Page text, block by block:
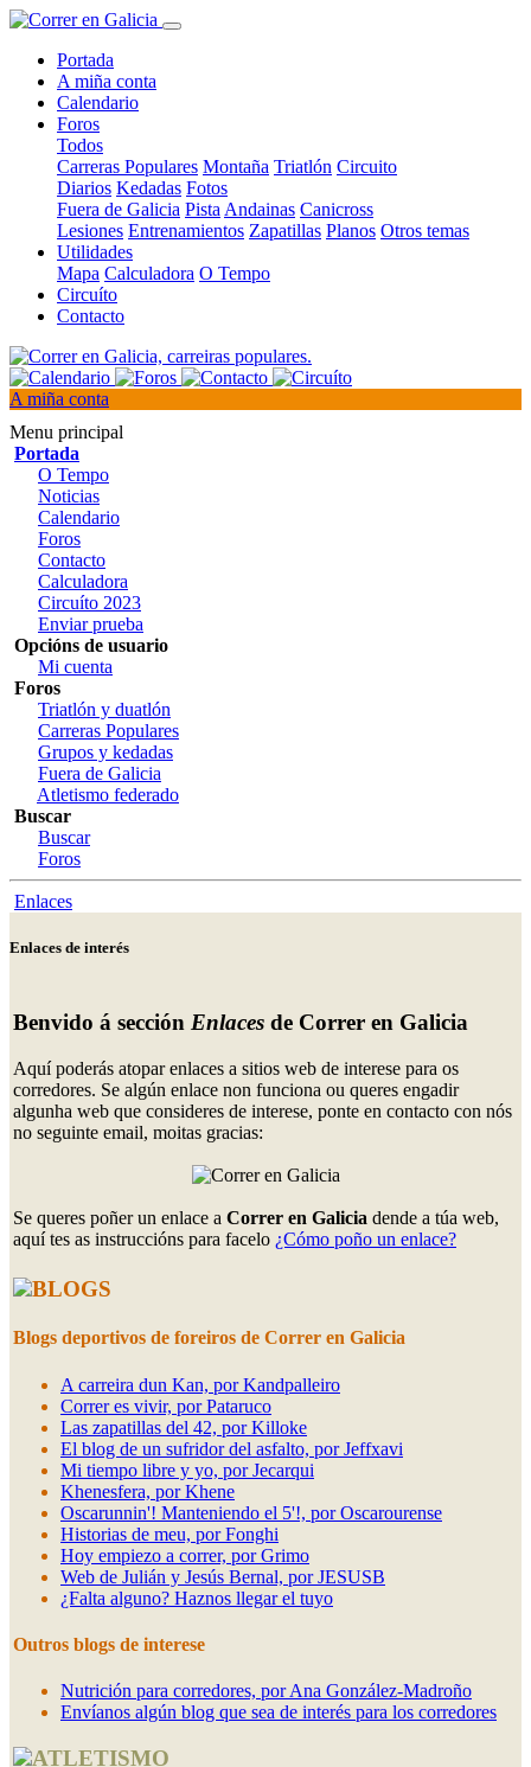
Portada
A miña conta
Calendario
Foros
Todos
Carreras Populares Montaña Triatlón Circuito
Diarios Kedadas Fotos
Fuera de Galicia Pista Andainas Canicross
Lesiones Entrenamientos Zapatillas Planos Otros temas
Utilidades
Mapa Calculadora O Tempo
Circuíto
Contacto
A miña conta
Menu principal
Portada
O Tempo
Noticias
Calendario
Foros
Contacto
Calculadora
Circuíto 2023
Enviar prueba
Opcións de usuario
Mi cuenta
Foros
Triatlón y duatlón
Carreras Populares
Grupos y kedadas
Fuera de Galicia
Atletismo federado
Buscar
Buscar
Foros
Enlaces
Enlaces de interés
Benvido á sección Enlaces de Correr en Galicia
Aquí poderás atopar enlaces a sitios web de interese para os
corredores. Se algún enlace non funciona ou queres engadir
algunha web que consideres de interese, ponte en contacto con nós
no seguinte email, moitas gracias:
Se queres poñer un enlace a Correr en Galicia dende a túa web,
aquí tes as instruccións para facelo ¿Cómo poño un enlace?
BLOGS
Blogs deportivos de foreiros de Correr en Galicia
A carreira dun Kan, por Kandpalleiro
Correr es vivir, por Pataruco
Las zapatillas del 42, por Killoke
El blog de un sufridor del asfalto, por Jeffxavi
Mi tiempo libre y yo, por Jecarqui
Khenesfera, por Khene
Oscarunnin'! Manteniendo el 5'!, por Oscarourense
Historias de meu, por Fonghi
Hoy empiezo a correr, por Grimo
Web de Julián y Jesús Bernal, por JESUSB
¿Falta alguno? Haznos llegar el tuyo
Outros blogs de interese
Nutrición para corredores, por Ana González-Madroño
Envíanos algún blog que sea de interés para los corredores
ATLETISMO